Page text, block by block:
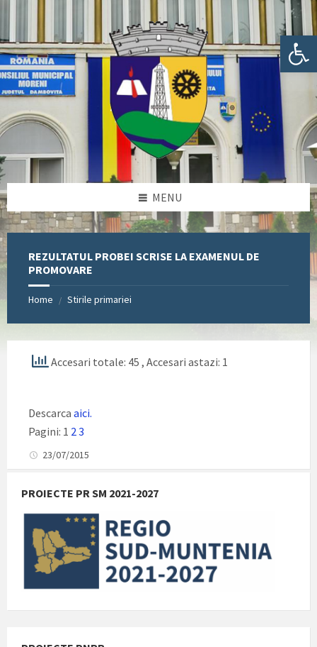
Deschide bara de unelte
sidebar
sidebar
MENU
REZULTATUL PROBEI SCRISE LA EXAMENUL DE
PROMOVARE
Home / Stirile primariei
Accesari totale: 45 , Accesari astazi: 1
Descarca aici.
Pagini: 1 2 3
23/07/2015
PROIECTE PR SM 2021-2027